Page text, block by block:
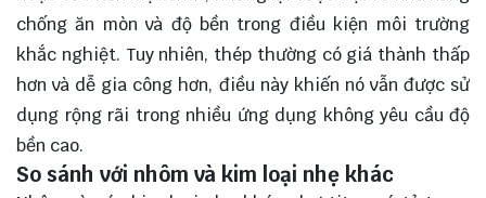
chống ăn mòn và độ bền trong điều kiện môi trường
khắc nghiệt. Tuy nhiên, thép thường có giá thành thấp
hơn và dễ gia công hơn, điều này khiến nó vẫn được sử
dụng rộng rãi trong nhiều ứng dụng không yêu cầu độ
bền cao.
So sánh với nhôm và kim loại nhẹ khác